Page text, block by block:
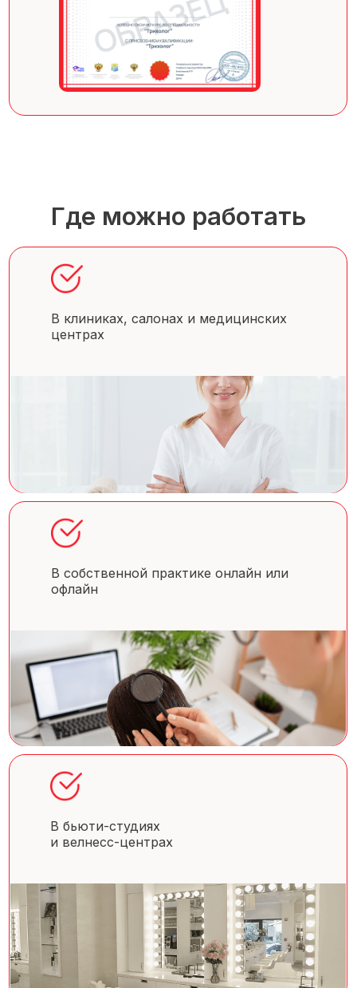
Где можно работать
В клиниках, салонах и медицинских
центрах
В собственной практике онлайн или
офлайн
В бьюти-студиях
и велнесс-центрах